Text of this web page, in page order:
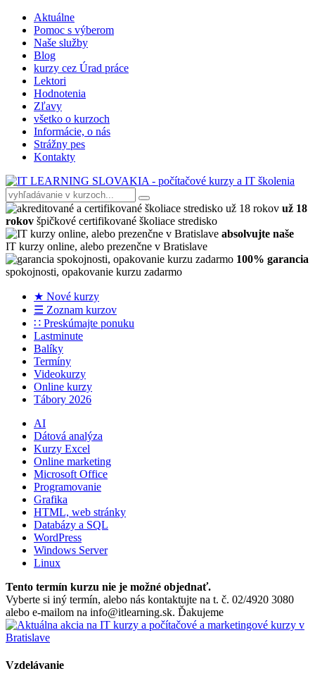
Aktuálne
Pomoc s výberom
Naše služby
Blog
kurzy cez Úrad práce
Lektori
Hodnotenia
Zľavy
všetko o kurzoch
Informácie, o nás
Strážny pes
Kontakty
už 18
rokov špičkové certifikované školiace stredisko
absolvujte naše
IT kurzy online, alebo prezenčne v Bratislave
100% garancia
spokojnosti, opakovanie kurzu zadarmo
★ Nové kurzy
☰ Zoznam kurzov
∷ Preskúmajte ponuku
Lastminute
Balíky
Termíny
Videokurzy
Online kurzy
Tábory 2026
AI
Dátová analýza
Kurzy Excel
Online marketing
Microsoft Office
Programovanie
Grafika
HTML, web stránky
Databázy a SQL
WordPress
Windows Server
Linux
Tento termín kurzu nie je možné objednať.
Vyberte si iný termín, alebo nás kontaktujte na t. č. 02/4920 3080
alebo e-mailom na info@itlearning.sk. Ďakujeme
Vzdelávanie